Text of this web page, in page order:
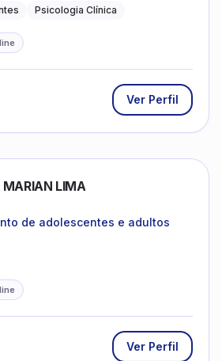
Psicologia Clínica
Ver Perfil
MARIAN LIMA
de adolescentes e adultos
Ver Perfil